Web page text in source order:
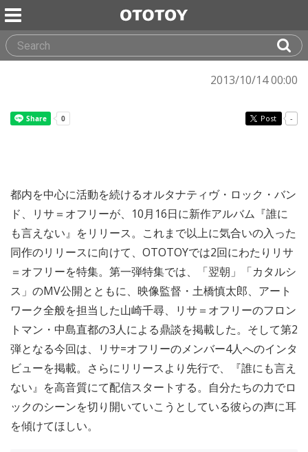
2013/10/14 00:00
Post -
都内を中心に活動を続けるオルタナティヴ・ロック・バン
ド、リサ＝オフリーが、10月16日に新作アルバム『誰に
も言えない』をリリース。これまで以上に気合いの入った
同作のリリースに向けて、OTOTOYでは2回にわたりリサ
＝オフリーを特集。第一弾特集では、「翌朝」「カタルシ
ス」のMV公開とともに、映像監督・土橋慎太郎、アート
ワーク全般を担当した山崎千尋、リサ＝オフリーのフロン
トマン・中島直都の3人による鼎談を掲載した。そして第2
弾となる今回は、リサ=オフリーのメンバー4人へのインタ
ビューを掲載。さらにリリースより先行で、『誰にも言え
ない』を高音質にて配信スタートする。自分たちの力でロ
ックのシーンを切り開いていこうとしている彼らの声に耳
を傾けてほしい。